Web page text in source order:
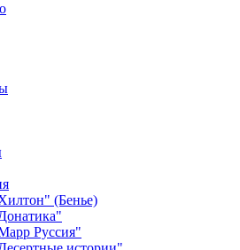
(Бенье)
Руссия"